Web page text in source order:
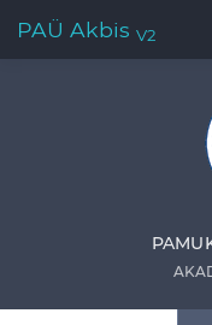
PAÜ Akbis V2